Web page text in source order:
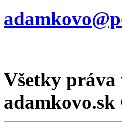
Všetky práva
adamkovo.sk